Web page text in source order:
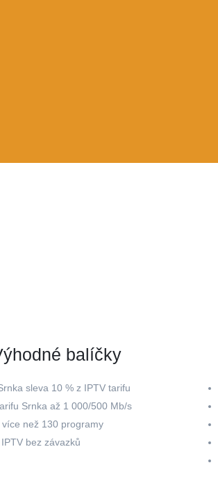
balíčky
sleva 10 % z IPTV tarifu
Srnka až 1 000/500 Mb/s
více než 130 programy
bez závazků